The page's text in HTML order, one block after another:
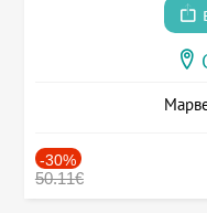
-30%
50.11€